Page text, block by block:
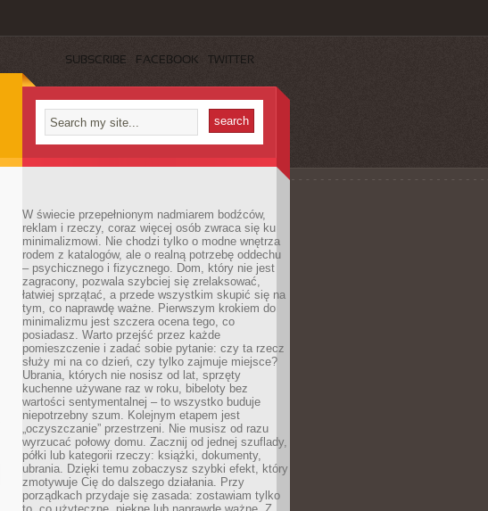
SUBSCRIBE FACEBOOK TWITTER
W świecie przepełnionym nadmiarem bodźców,
reklam i rzeczy, coraz więcej osób zwraca się ku
minimalizmowi. Nie chodzi tylko o modne wnętrza
rodem z katalogów, ale o realną potrzebę oddechu
– psychicznego i fizycznego. Dom, który nie jest
zagracony, pozwala szybciej się zrelaksować,
łatwiej sprzątać, a przede wszystkim skupić się na
tym, co naprawdę ważne. Pierwszym krokiem do
minimalizmu jest szczera ocena tego, co
posiadasz. Warto przejść przez każde
pomieszczenie i zadać sobie pytanie: czy ta rzecz
służy mi na co dzień, czy tylko zajmuje miejsce?
Ubrania, których nie nosisz od lat, sprzęty
kuchenne używane raz w roku, bibeloty bez
wartości sentymentalnej – to wszystko buduje
niepotrzebny szum. Kolejnym etapem jest
„oczyszczanie” przestrzeni. Nie musisz od razu
wyrzucać połowy domu. Zacznij od jednej szuflady,
półki lub kategorii rzeczy: książki, dokumenty,
ubrania. Dzięki temu zobaczysz szybki efekt, który
zmotywuje Cię do dalszego działania. Przy
porządkach przydaje się zasada: zostawiam tylko